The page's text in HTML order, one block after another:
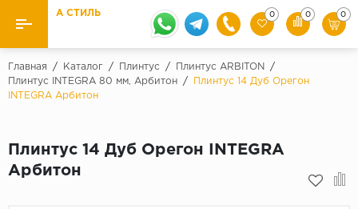
Назад
Ламинат
Назад
Krontex
Ковролин и ковровая плитка
А СТИЛЬ 0 0 0
Главная / Каталог / Плинтус / Плинтус ARBITON
/
Плинтус INTEGRA 80 мм, Арбитон
/
Плинтус 14 Дуб Орегон
INTEGRA Арбитон
Плинтус 14 Дуб Орегон INTEGRA
Арбитон